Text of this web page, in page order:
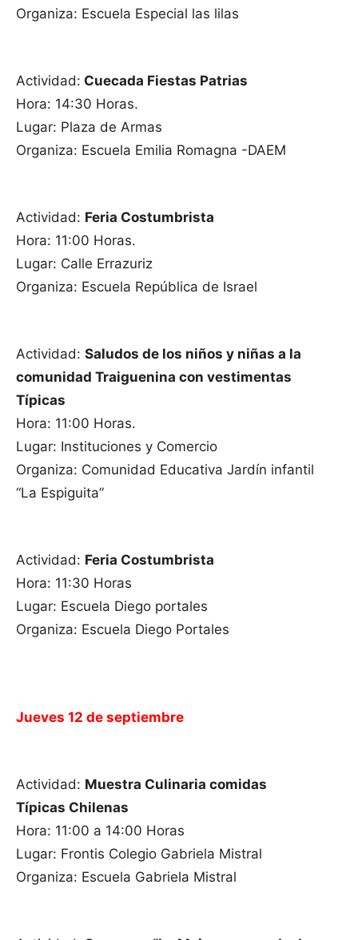
Organiza: Escuela Especial las lilas
Actividad: Cuecada Fiestas Patrias
Hora: 14:30 Horas.
Lugar: Plaza de Armas
Organiza: Escuela Emilia Romagna -DAEM
Actividad: Feria Costumbrista
Hora: 11:00 Horas.
Lugar: Calle Errazuriz
Organiza: Escuela República de Israel
Actividad: Saludos de los niños y niñas a la
comunidad Traiguenina con vestimentas
Típicas
Hora: 11:00 Horas.
Lugar: Instituciones y Comercio
Organiza: Comunidad Educativa Jardín infantil
“La Espiguita”
Actividad: Feria Costumbrista
Hora: 11:30 Horas
Lugar: Escuela Diego portales
Organiza: Escuela Diego Portales
Jueves 12 de septiembre
Actividad: Muestra Culinaria comidas
Típicas Chilenas
Hora: 11:00 a 14:00 Horas
Lugar: Frontis Colegio Gabriela Mistral
Organiza: Escuela Gabriela Mistral